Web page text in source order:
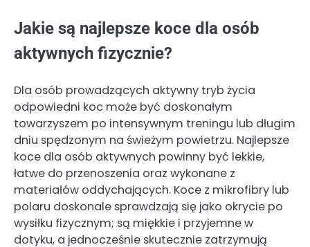
Jakie są najlepsze koce dla osób
aktywnych fizycznie?
Dla osób prowadzących aktywny tryb życia
odpowiedni koc może być doskonałym
towarzyszem po intensywnym treningu lub długim
dniu spędzonym na świeżym powietrzu. Najlepsze
koce dla osób aktywnych powinny być lekkie,
łatwe do przenoszenia oraz wykonane z
materiałów oddychających. Koce z mikrofibry lub
polaru doskonale sprawdzają się jako okrycie po
wysiłku fizycznym; są miękkie i przyjemne w
dotyku, a jednocześnie skutecznie zatrzymują